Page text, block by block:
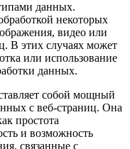
данных.
некоторых
видео или
В этих случаях может
или использование
данных.
собой мощный
с веб-страниц. Она
простота
и возможность
связанные с